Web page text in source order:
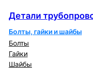
Детали
Болты, гайки и шайбы
Болты
Гайки
Шайбы